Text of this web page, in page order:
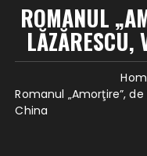
ROMANUL
LĂZĂRESCU,
Romanul „Amorţire”,
China